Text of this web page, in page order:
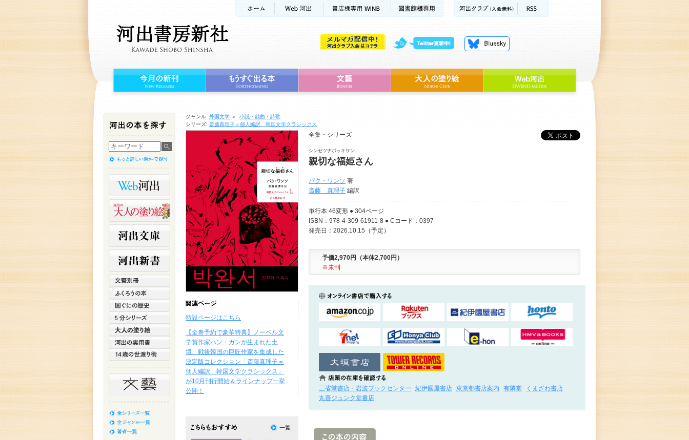
ジャンル: 外国文学 ＞
小説・戯曲・詩歌
シリーズ: 斎藤真理子＝個人編訳 韓国文学クラシックス
全集・シリーズ
シンセツナポッキサン
親切な福姫さん
パク・ワンソ 著
斎藤 真理子 編訳
単行本 46変形 ● 304ページ
ISBN：978-4-309-61911-8 ● Cコード：0397
発売日：2026.10.15（予定）
予価2,970円（本体2,700円）
※未刊
三省堂書店・岩波ブックセンター 紀伊國屋書店 東京都書店案内 有隣堂
くまざわ書店
丸善ジュンク堂書店
特設ページはこちら
【全巻予約で豪華特典】ノーベル文
学賞作家ハン・ガンが生まれた土
壌、戦後韓国の巨匠作家を集成した
決定版コレクション「斎藤真理子＝
個人編訳 韓国文学クラシックス」
が10月刊行開始＆ラインナップ一挙
公開！